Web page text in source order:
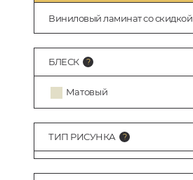
Виниловый ламинат со скидкой
БЛЕСК
Матовый
ТИП РИСУНКА